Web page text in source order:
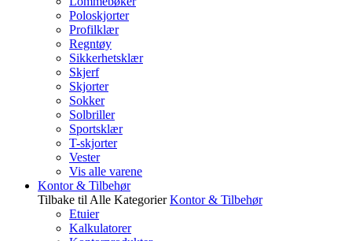
Poloskjorter
Profilklær
Regntøy
Sikkerhetsklær
Skjerf
Skjorter
Sokker
Solbriller
Sportsklær
T-skjorter
Vester
Vis alle varene
Kontor & Tilbehør
Tilbake til Alle Kategorier Kontor & Tilbehør
Etuier
Kalkulatorer